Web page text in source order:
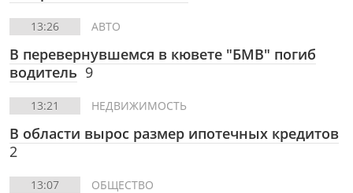
13:26 АВТО
В перевернувшемся в кювете "БМВ" погиб
водитель 9
13:21 НЕДВИЖИМОСТЬ
В области вырос размер ипотечных кредитов
2
13:07 ОБЩЕСТВО